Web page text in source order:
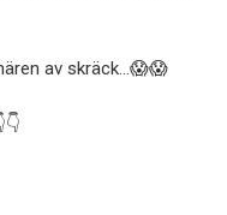
av skräck…😱😱